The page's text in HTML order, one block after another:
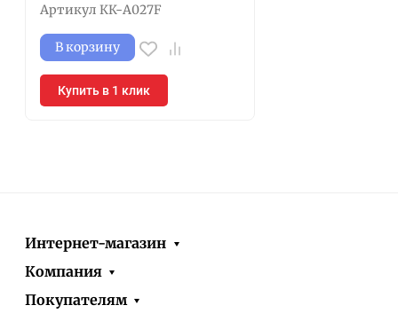
Артикул КК-A027F
В корзину
Купить в 1 клик
Интернет-магазин
Компания
Покупателям